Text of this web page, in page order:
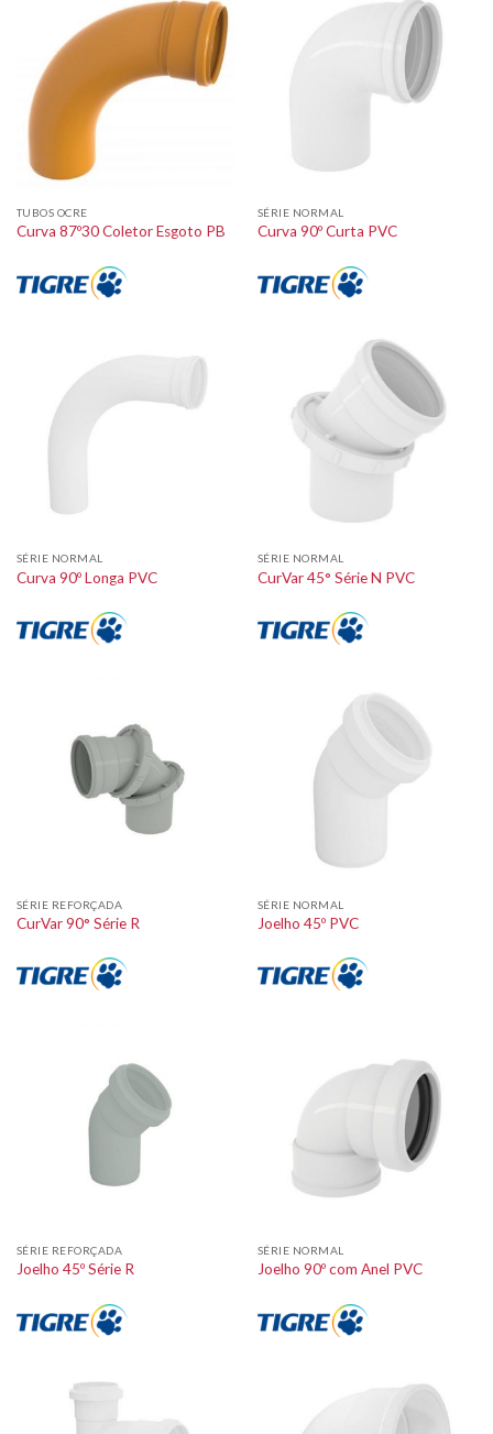
TUBOS OCRE
Curva 87º30 Coletor Esgoto PB
SÉRIE NORMAL
Curva 90º Curta PVC
SÉRIE NORMAL
Curva 90º Longa PVC
SÉRIE NORMAL
CurVar 45° Série N PVC
SÉRIE REFORÇADA
CurVar 90° Série R
SÉRIE NORMAL
Joelho 45º PVC
SÉRIE REFORÇADA
Joelho 45º Série R
SÉRIE NORMAL
Joelho 90º com Anel PVC